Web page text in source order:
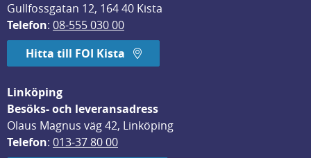
Gullfossgatan 12, 164 40 Kista
Telefon: 08-555 030 00
Hitta till FOI Kista
Linköping
Besöks- och leveransadress
Olaus Magnus väg 42, Linköping
Telefon: 013-37 80 00